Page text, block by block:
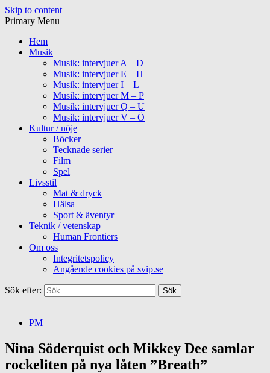
Skip to content
Primary Menu
Hem
Musik
Musik: intervjuer A – D
Musik: intervjuer E – H
Musik: intervjuer I – L
Musik: intervjuer M – P
Musik: intervjuer Q – U
Musik: intervjuer V – Ö
Kultur / nöje
Böcker
Tecknade serier
Film
Spel
Livsstil
Mat & dryck
Hälsa
Sport & äventyr
Teknik / vetenskap
Human Frontiers
Om oss
Integritetspolicy
Angående cookies på svip.se
Sök efter:
PM
Nina Söderquist och Mikkey Dee samlar
rockeliten på nya låten ”Breath”